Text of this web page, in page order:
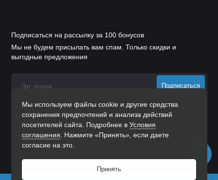
Мы используем файлы cookie и другие средства
сохранения предпочтений и анализа действий
посетителей сайта. Подробнее в Условия
соглашения . Нажмите «Принять», если даете
согласие на это.
Принять
Подписаться на рассылку за 100 бонусов
Мы не будем присылать вам спам. Только скидки и
выгодные предложения
Подписаться
Нажимая на кнопку «Подписаться», Вы даетесогласие на
обработку персональных данных.